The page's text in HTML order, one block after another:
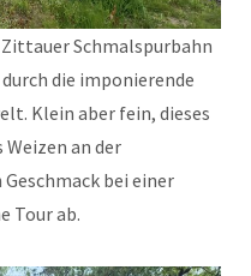
Schmalspurbahn
die imponierende
Klein aber fein, dieses
an der
bei einer
Tour ab.